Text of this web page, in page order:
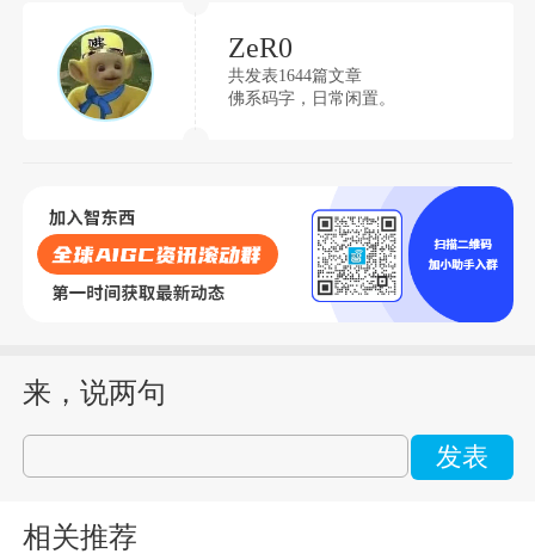
ZeR0
共发表1644篇文章
佛系码字，日常闲置。
来，说两句
发表
相关推荐